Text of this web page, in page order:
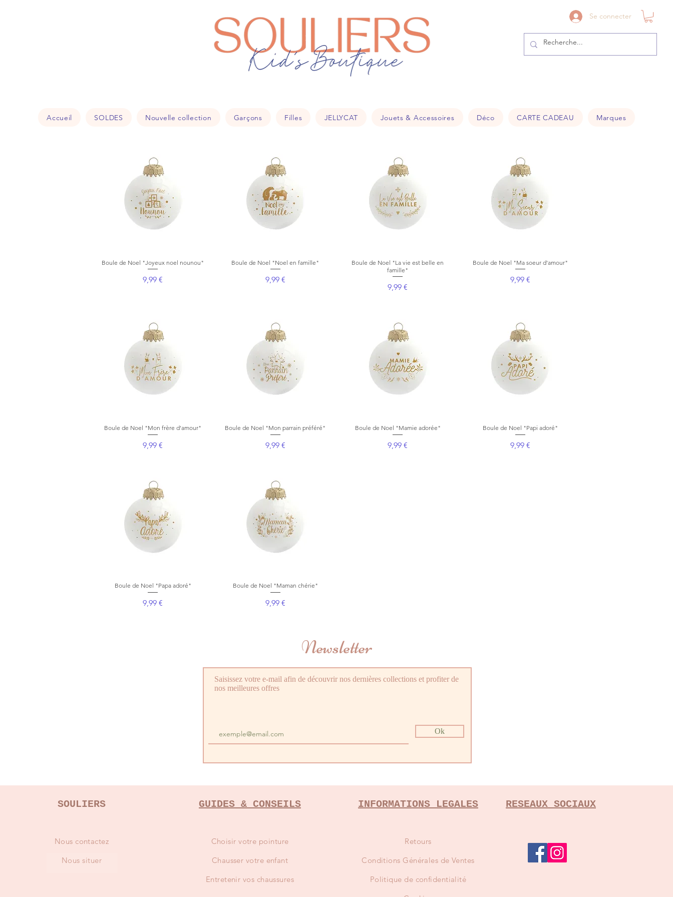
Se connecter
Accueil SOLDES Nouvelle collection Garçons Filles JELLYCAT Jouets & Accessoires Déco CARTE CADEAU Marques
Aperçu rapide
Boule de Noel "Joyeux noel nounou"
Prix
9,99 €
Aperçu rapide
Boule de Noel "Noel en famille"
Prix
9,99 €
Aperçu rapide
Boule de Noel "La vie est belle en
famille"
Prix
9,99 €
Aperçu rapide
Boule de Noel "Ma soeur d'amour"
Prix
9,99 €
Aperçu rapide
Boule de Noel "Mon frère d'amour"
Prix
9,99 €
Aperçu rapide
Boule de Noel "Mon parrain préféré"
Prix
9,99 €
Aperçu rapide
Boule de Noel "Mamie adorée"
Prix
9,99 €
Aperçu rapide
Boule de Noel "Papi adoré"
Prix
9,99 €
Aperçu rapide
Boule de Noel "Papa adoré"
Prix
9,99 €
Aperçu rapide
Boule de Noel "Maman chérie"
Prix
9,99 €
Newsletter
Saisissez votre e-mail afin de découvrir nos dernières collections et profiter de
nos meilleures offres
Ok
SOULIERS
Nous contactez
Nous situer
GUIDES & CONSEILS
Choisir votre pointure
Chausser votre enfant
Entretenir vos chaussures
INFORMATIONS LEGALES
Retours
Conditions Générales de Ventes
Politique de confidentialité
RESEAUX SOCIAUX